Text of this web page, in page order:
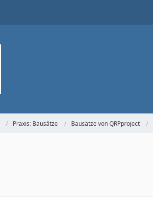
Praxis: Bausätze Bausätze von QRPproject